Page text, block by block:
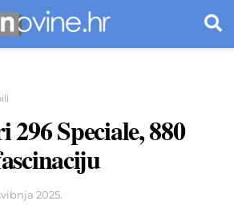
Speciale, 880
2025.